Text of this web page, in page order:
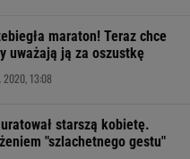
maraton! Teraz chce
uważają ją za oszustkę
2020, 13:08
starszą kobietę.
"szlachetnego gestu"